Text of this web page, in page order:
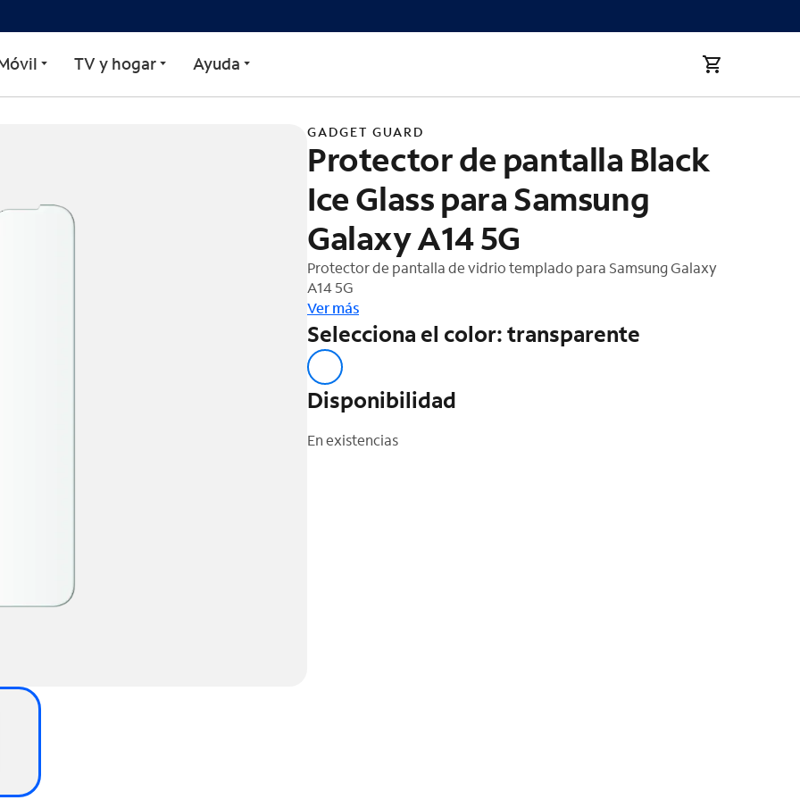
Guard Black Ice Glass para Samsung Galaxy
TV y hogar Ayuda
GADGET GUARD
Protector de pantalla Black
Ice Glass para Samsung
Galaxy A14 5G
Protector de pantalla de vidrio templado para Samsung Galaxy
A14 5G
Ver más
Selecciona el color: transparente
Disponibilidad
En existencias